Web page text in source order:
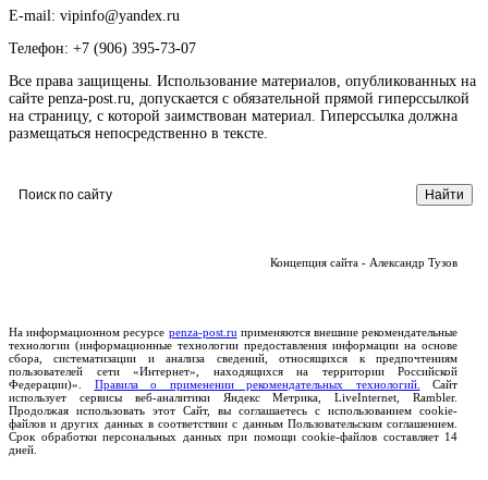
E-mail: vipinfo@yandex.ru
Телефон: +7 (906) 395-73-07
Все права защищены. Использование материалов, опубликованных на
сайте penza-post.ru, допускается с обязательной прямой гиперссылкой
на страницу, с которой заимствован материал. Гиперссылка должна
размещаться непосредственно в тексте.
Концепция сайта - Александр Тузов
На информационном ресурсе penza-post.ru применяются внешние рекомендательные
технологии (информационные технологии предоставления информации на основе
сбора, систематизации и анализа сведений, относящихся к предпочтениям
пользователей сети «Интернет», находящихся на территории Российской
Федерации)». Правила о применении рекомендательных технологий.
Сайт
использует сервисы веб-аналитики Яндекс Метрика, LiveInternet, Rambler.
Продолжая использовать этот Сайт, вы соглашаетесь с использованием cookie-
файлов и других данных в соответствии с данным Пользовательским соглашением.
Срок обработки персональных данных при помощи cookie-файлов составляет 14
дней.